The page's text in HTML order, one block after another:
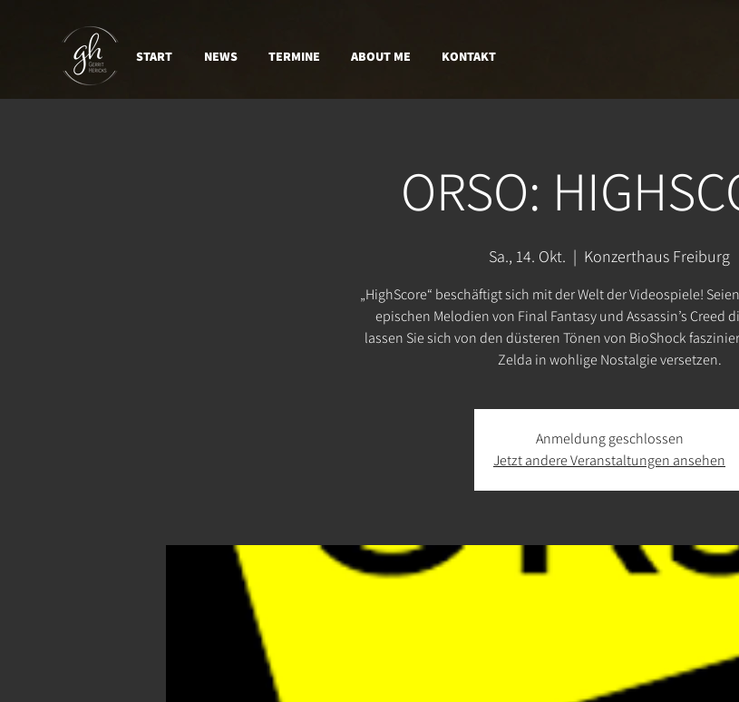
START NEWS TERMINE ABOUT ME KONTAKT
ORSO:
Sa., 14. Okt.
  |
Konzerthaus Freiburg
„HighScore“ beschäftigt sich mit der Welt der Videospiele!
epischen Melodien von Final Fantasy und Assassin’s Creed
lassen Sie sich von den düsteren Tönen von BioShock
Zelda in wohlige Nostalgie versetzen.
Anmeldung geschlossen
Jetzt andere Veranstaltungen ansehen